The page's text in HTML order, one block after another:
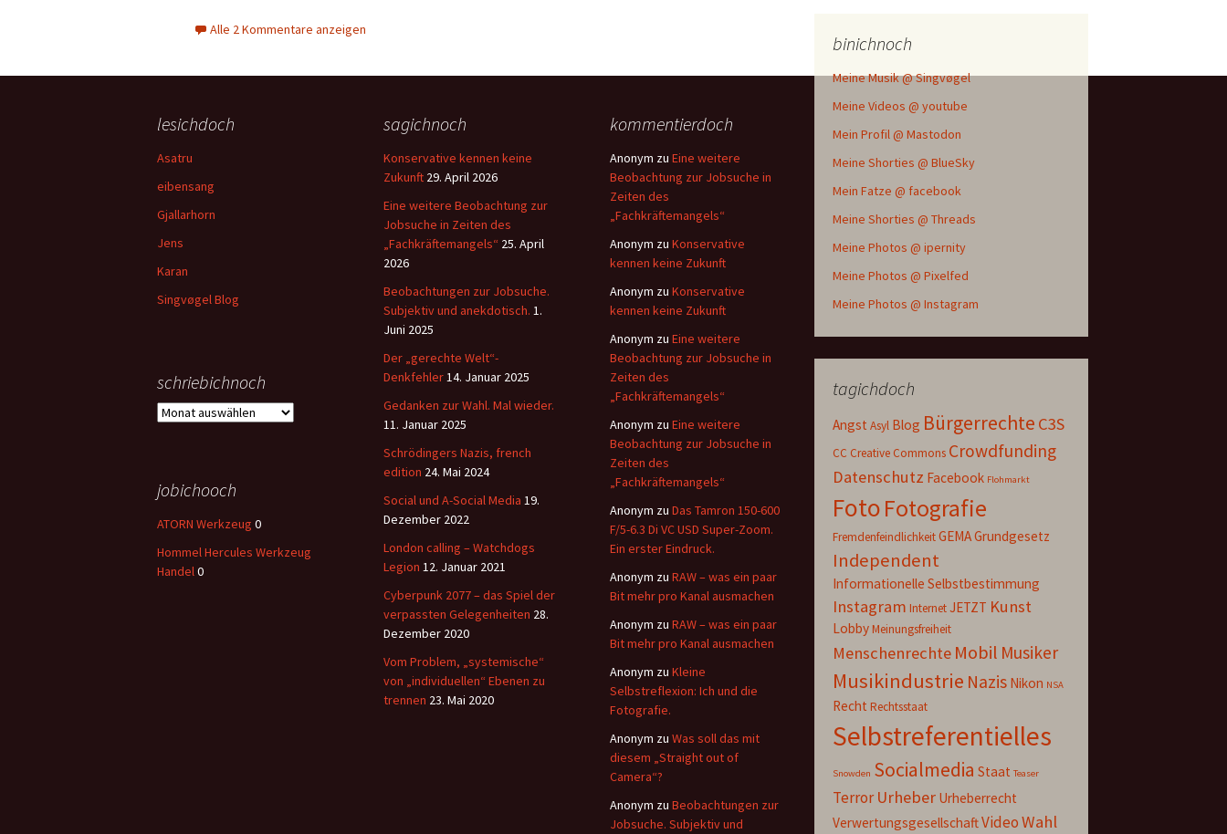
Alle 2 Kommentare anzeigen
binichnoch
Meine Musik @ Singvøgel
Meine Videos @ youtube
Mein Profil @ Mastodon
Meine Shorties @ BlueSky
Mein Fatze @ facebook
Meine Shorties @ Threads
Meine Photos @ ipernity
Meine Photos @ Pixelfed
Meine Photos @ Instagram
tagichdoch
Angst Asyl Blog Bürgerrechte C3S
CC Creative Commons Crowdfunding
Datenschutz Facebook Flohmarkt
FotoFotografie
FremdenfeindlichkeitGEMAGrundgesetz
Independent
Informationelle Selbstbestimmung
Instagram InternetJETZT Kunst
LobbyMeinungsfreiheit
Menschenrechte Mobil Musiker
Musikindustrie Nazis Nikon NSA
Recht Rechtsstaat
Selbstreferentielles
Snowden Socialmedia Staat Teaser
Terror Urheber Urheberrecht
VerwertungsgesellschaftVideoWahl
lesichdoch
Asatru
eibensang
Gjallarhorn
Jens
Karan
Singvøgel Blog
sagichnoch
Konservative kennen keine
Zukunft 29. April 2026
Eine weitere Beobachtung zur
Jobsuche in Zeiten des
„Fachkräftemangels“ 25. April
2026
Beobachtungen zur Jobsuche.
Subjektiv und anekdotisch. 1.
Juni 2025
Der „gerechte Welt“-
Denkfehler14. Januar 2025
Gedanken zur Wahl. Mal wieder.
11. Januar 2025
Schrödingers Nazis, french
edition 24. Mai 2024
Social und A-Social Media 19.
Dezember 2022
London calling – Watchdogs
Legion 12. Januar 2021
Cyberpunk 2077 – das Spiel der
verpassten Gelegenheiten 28.
Dezember 2020
Vom Problem, „systemische“
von „individuellen“ Ebenen zu
trennen 23. Mai 2020
kommentierdoch
Anonym zu Eine weitere
Beobachtung zur Jobsuche in
Zeiten des
„Fachkräftemangels“
Anonym zu Konservative
kennen keine Zukunft
Anonym zu Konservative
kennen keine Zukunft
Anonym zu Eine weitere
Beobachtung zur Jobsuche in
Zeiten des
„Fachkräftemangels“
Anonym zu Eine weitere
Beobachtung zur Jobsuche in
Zeiten des
„Fachkräftemangels“
Anonym zu Das Tamron 150-600
F/5-6.3 Di VC USD Super-Zoom.
Ein erster Eindruck.
Anonym zu RAW – was ein paar
Bit mehr pro Kanal ausmachen
Anonym zu RAW – was ein paar
Bit mehr pro Kanal ausmachen
Anonym zu Kleine
Selbstreflexion: Ich und die
Fotografie.
Anonym zu Was soll das mit
diesem „Straight out of
Camera“?
Anonym zu Beobachtungen zur
Jobsuche. Subjektiv und
schriebichnoch
schriebichnoch
jobichooch
ATORN Werkzeug 0
Hommel Hercules Werkzeug
Handel0